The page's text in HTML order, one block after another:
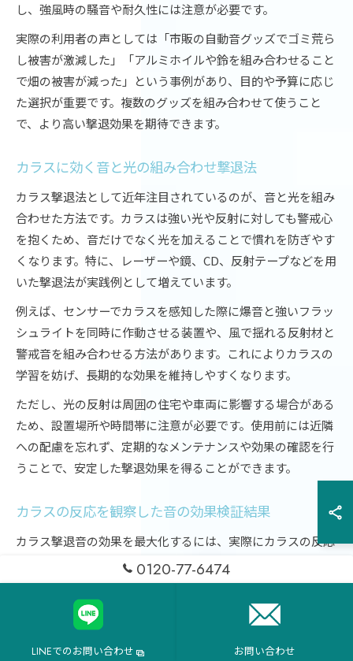
し、強風時の騒音や耐久性には注意が必要です。
実際の利用者の声としては「市販の自動音グッズでゴミ荒ら
し被害が激減した」「アルミホイルや鈴を組み合わせること
で畑の被害が減った」という事例があり、目的や予算に応じ
た選択が重要です。複数のグッズを組み合わせて使うこと
で、より高い撃退効果を期待できます。
カラスに効く音と光の組み合わせ撃退法
カラス撃退法として近年注目されているのが、音と光を組み
合わせた方法です。カラスは強い光や反射に対しても警戒心
を抱くため、音だけでなく光を加えることで慣れを防ぎやす
くなります。特に、レーザーや鏡、CD、反射テープなどを用
いた撃退法が実践例として増えています。
例えば、センサーでカラスを感知した際に爆音と強いフラッ
シュライトを同時に作動させる装置や、風で揺れる反射材と
警戒音を組み合わせる方法があります。これによりカラスの
学習を妨げ、長期的な効果を維持しやすくなります。
ただし、光の反射は周囲の住宅や車両に影響する場合がある
ため、設置場所や時間帯に注意が必要です。使用前には近隣
への配慮を忘れず、定期的なメンテナンスや効果の確認を行
うことで、安定した撃退効果を得ることができます。
カラスの反応を観察した音の効果検証結果
カラス撃退音の効果を最大化するには、実際にカラスの反応
を観察しながら運用することが不可欠です。多くの利用者が
「最初は撃退音でカラスが離れたが、数日後には戻ってき
た」「音の種類を変えたら再び効果があった」といった体験
を報告しています。
このように、カラスは同じ音に慣れる傾向が強いため、撃退
0120-77-6474
LINEでのお問い合わせ お問い合わせ